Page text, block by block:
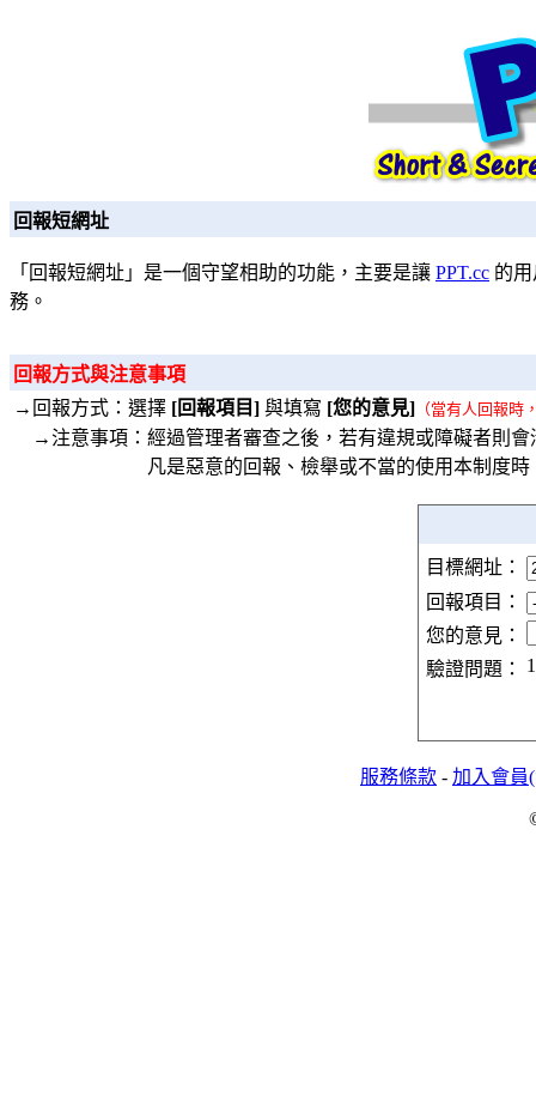
回報短網址
「回報短網址」是一個守望相助的功能，主要是讓 PPT.cc 的
務。
回報方式與注意事項
→回報方式：選擇 [回報項目] 與填寫 [您的意見] （當有人回報時
→注意事項：經過管理者審查之後，若有違規或障礙者則
凡是惡意的回報、檢舉或不當的使用本制度時，
目標網址：
回報項目：
您的意見：
驗證問題：
服務條款 - 加入會員